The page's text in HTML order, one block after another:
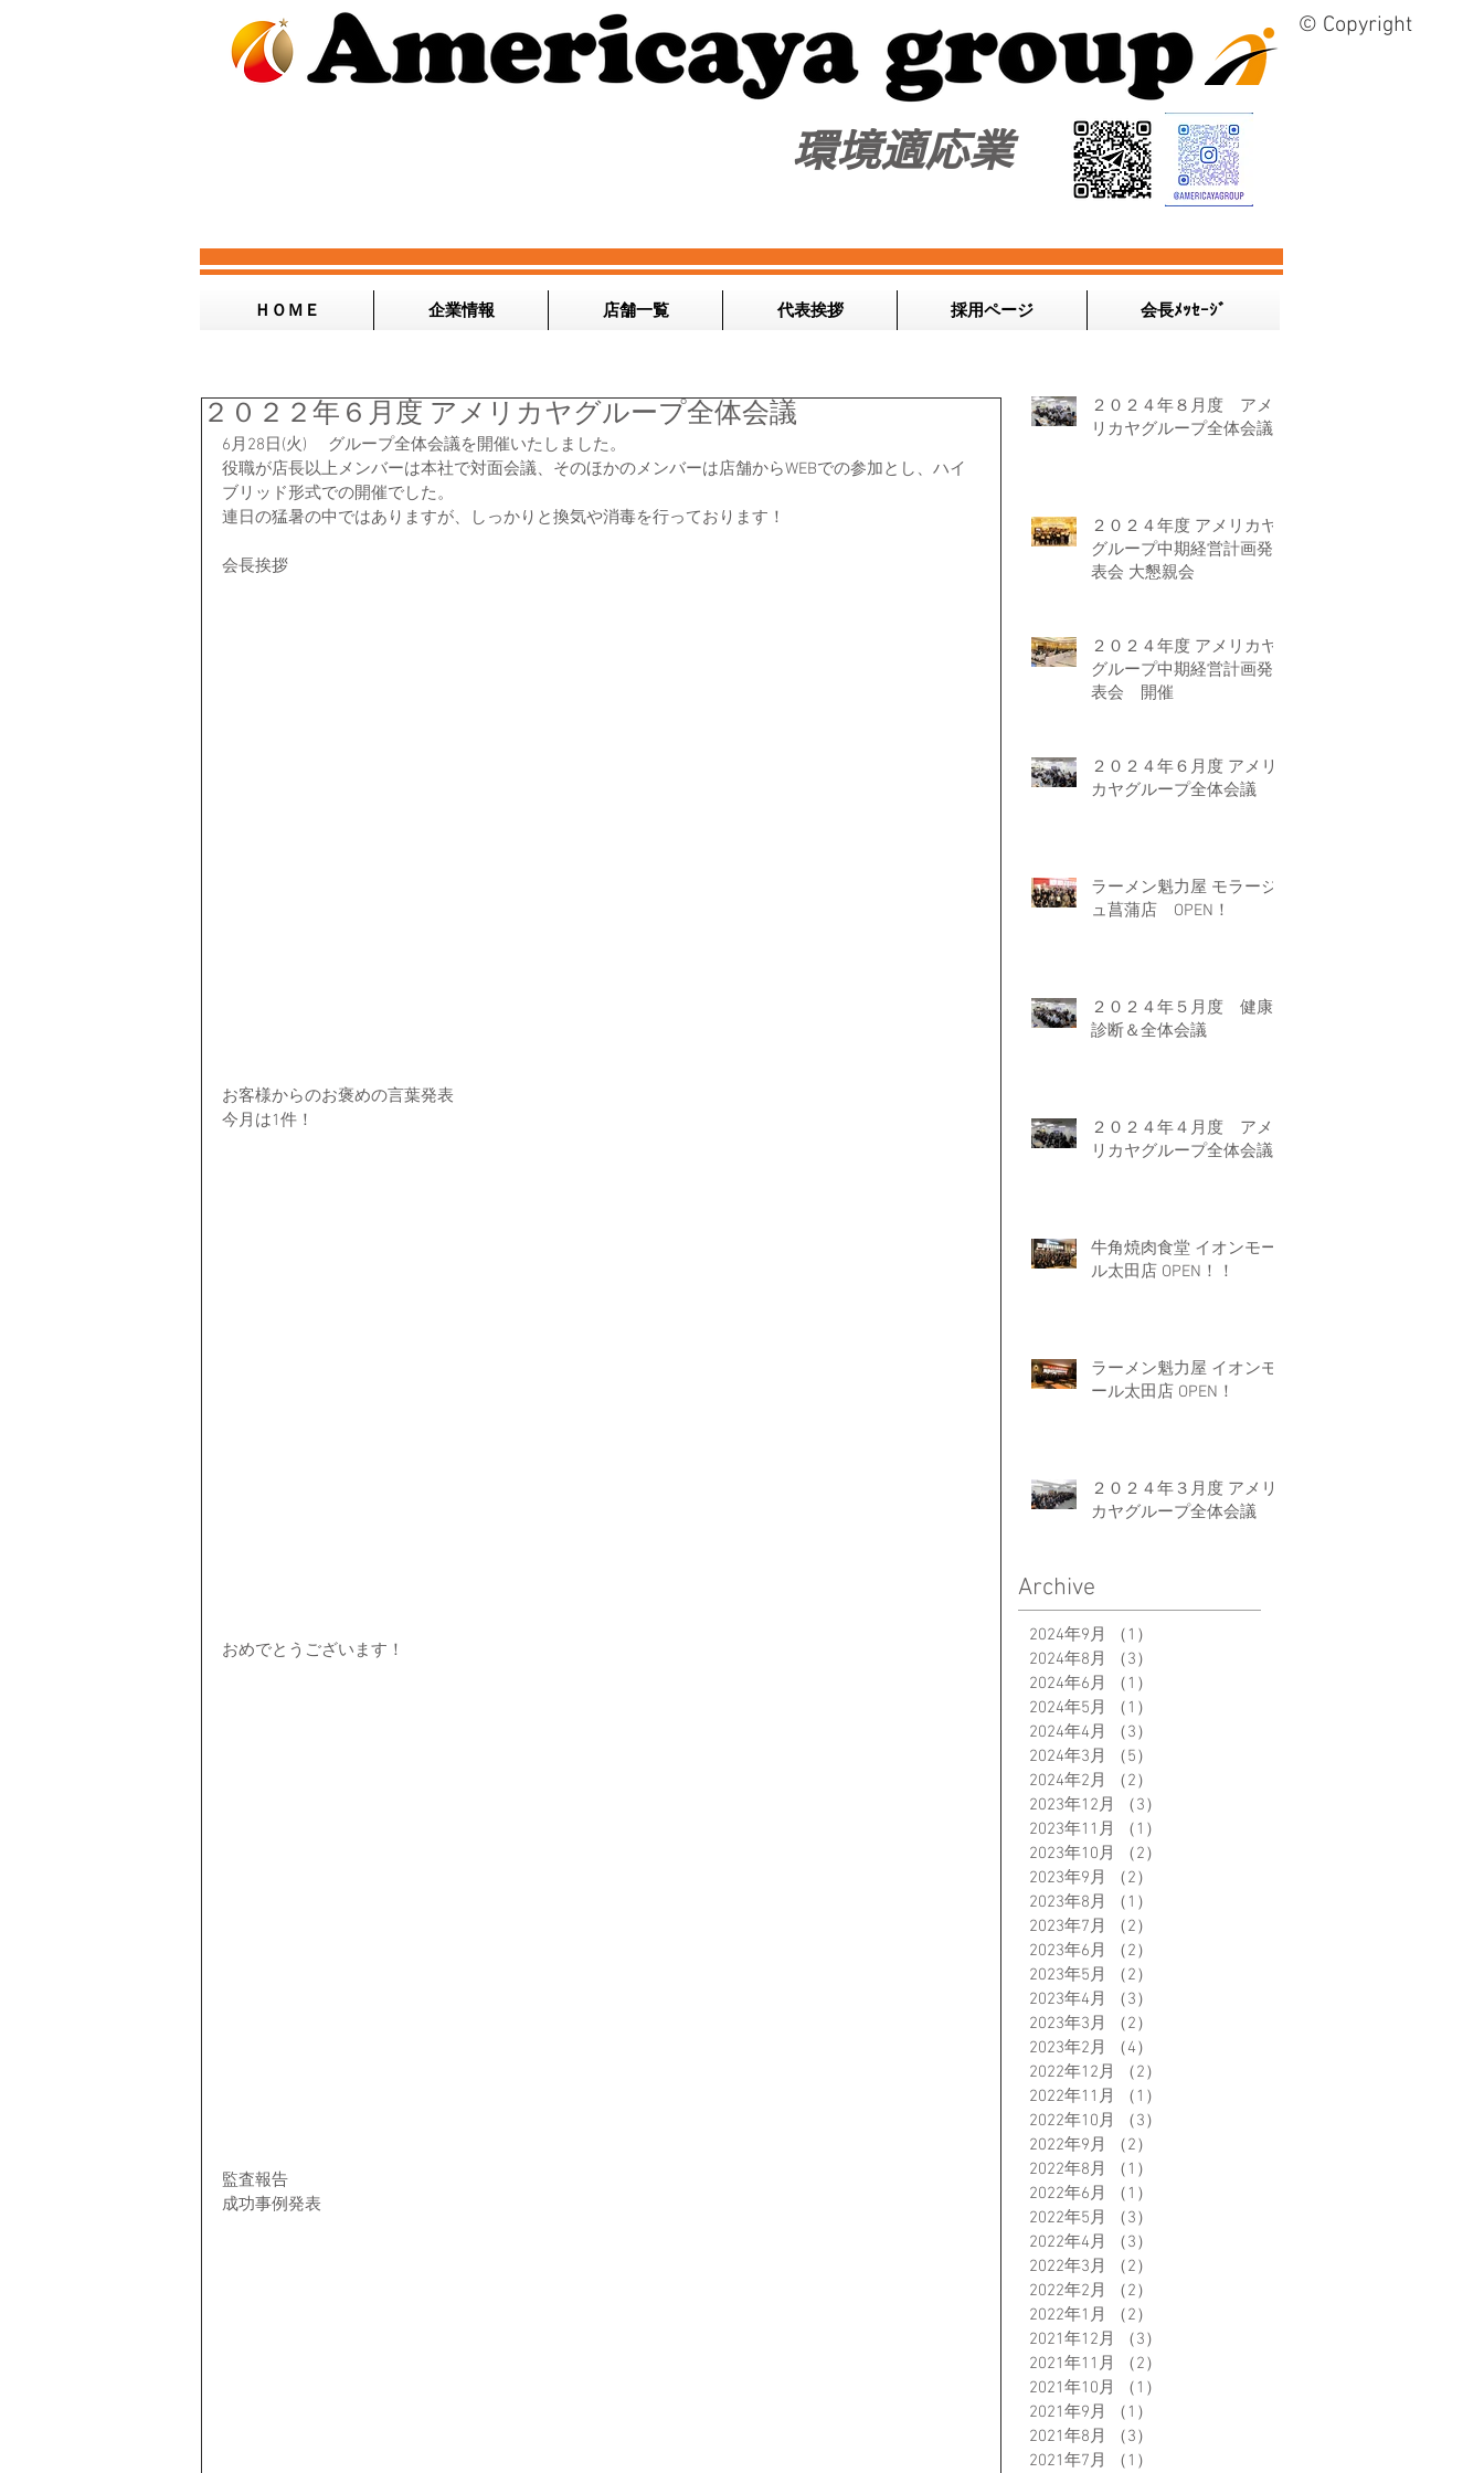
© Copyright
​環境適応業
ＨＯＭＥ 企業情報 店舗一覧 代表挨拶 採用ページ 会長ﾒｯｾｰｼﾞ
２０２２年６月度 アメリカヤグループ全体会議
6月28日(火) 　グループ全体会議を開催いたしました。
役職が店長以上メンバーは本社で対面会議、そのほかのメンバーは店舗からWEBでの参加とし、ハイ
ブリッド形式での開催でした。
連日の猛暑の中ではありますが、しっかりと換気や消毒を行っております！
会長挨拶
お客様からのお褒めの言葉発表
今月は1件！
おめでとうございます！
監査報告
成功事例発表
２０２４年８月度 アメ
リカヤグループ全体会議
２０２４年度 アメリカヤ
グループ中期経営計画発
表会 大懇親会
２０２４年度 アメリカヤ
グループ中期経営計画発
表会 開催
２０２４年６月度 アメリ
カヤグループ全体会議
ラーメン魁力屋 モラージ
ュ菖蒲店 OPEN！
２０２４年５月度 健康
診断＆全体会議
２０２４年４月度 アメ
リカヤグループ全体会議
牛角焼肉食堂 イオンモー
ル太田店 OPEN！！
ラーメン魁力屋 イオンモ
ール太田店 OPEN！
２０２４年３月度 アメリ
カヤグループ全体会議
Archive
2024年9月 （1）
2024年8月
（3）
2024年6月
（1）
2024年5月
（1）
2024年4月
（3）
2024年3月
（5）
2024年2月
（2）
2023年12月
（3）
2023年11月
（1）
2023年10月
（2）
2023年9月
（2）
2023年8月
（1）
2023年7月
（2）
2023年6月
（2）
2023年5月
（2）
2023年4月
（3）
2023年3月
（2）
2023年2月
（4）
2022年12月
（2）
2022年11月
（1）
2022年10月
（3）
2022年9月
（2）
2022年8月
（1）
2022年6月
（1）
2022年5月
（3）
2022年4月
（3）
2022年3月
（2）
2022年2月
（2）
2022年1月
（2）
2021年12月
（3）
2021年11月
（2）
2021年10月
（1）
2021年9月
（1）
2021年8月
（3）
2021年7月
（1）